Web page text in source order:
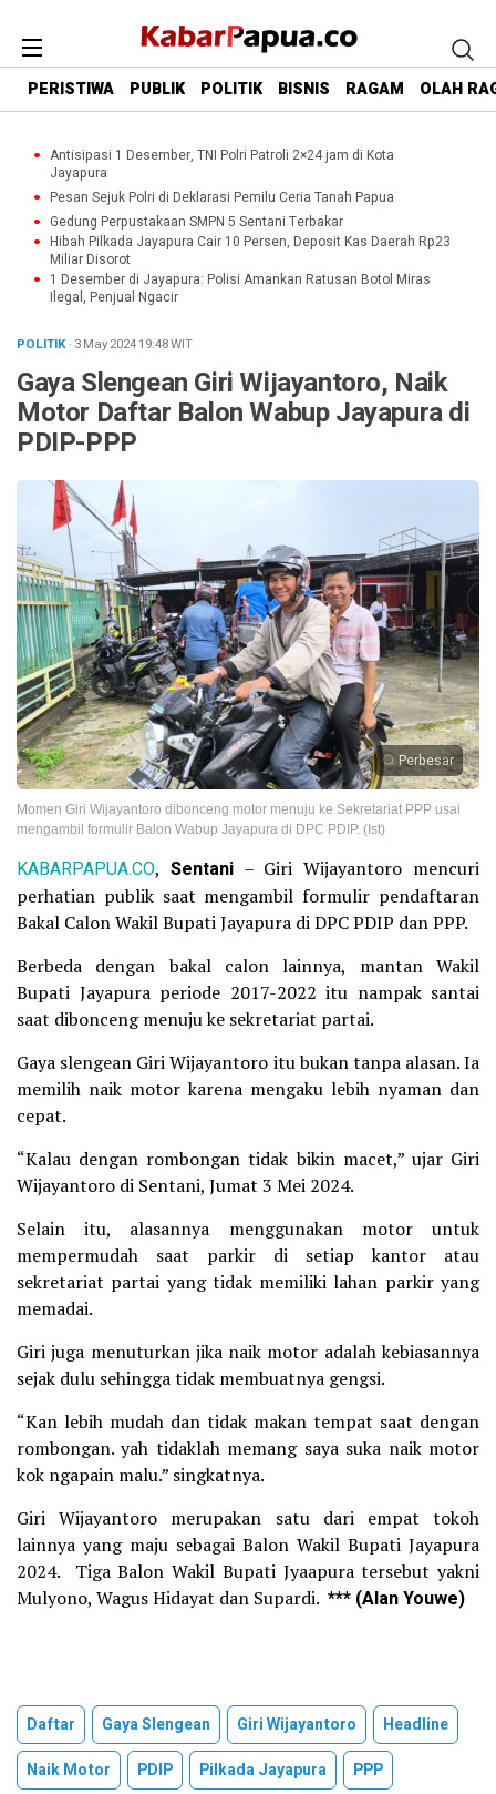
PERISTIWA PUBLIK POLITIK BISNIS RAGAM OLAH
Antisipasi 1 Desember, TNI Polri Patroli 2×24 jam di Kota
Jayapura
Pesan Sejuk Polri di Deklarasi Pemilu Ceria Tanah Papua
Gedung Perpustakaan SMPN 5 Sentani Terbakar
Hibah Pilkada Jayapura Cair 10 Persen, Deposit Kas Daerah Rp23
Miliar Disorot
1 Desember di Jayapura: Polisi Amankan Ratusan Botol Miras
Ilegal, Penjual Ngacir
POLITIK· 3 May 202419:48WIT
Gaya Slengean Giri Wijayantoro, Naik
Motor Daftar Balon Wabup Jayapura di
PDIP-PPP
Perbesar
Momen Giri Wijayantoro dibonceng motor menuju ke Sekretariat PPP usai
mengambil formulir Balon Wabup Jayapura di DPC PDIP. (Ist)
KABARPAPUA.CO, Sentani– Giri Wijayantoro mencuri
perhatian publik saat mengambil formulir pendaftaran
Bakal Calon Wakil Bupati Jayapura di DPC PDIP dan PPP.
Berbeda dengan bakal calon lainnya, mantan Wakil
Bupati Jayapura periode 2017-2022 itu nampak santai
saat dibonceng menuju ke sekretariat partai.
Gaya slengean Giri Wijayantoro itu bukan tanpa alasan. Ia
memilih naik motor karena mengaku lebih nyaman dan
cepat.
“Kalau dengan rombongan tidak bikin macet,” ujar Giri
Wijayantoro di Sentani, Jumat 3 Mei 2024.
Selain itu, alasannya menggunakan motor untuk
mempermudah saat parkir di setiap kantor atau
sekretariat partai yang tidak memiliki lahan parkir yang
memadai.
Giri juga menuturkan jika naik motor adalah kebiasannya
sejak dulu sehingga tidak membuatnya gengsi.
“Kan lebih mudah dan tidak makan tempat saat dengan
rombongan. yah tidaklah memang saya suka naik motor
kok ngapain malu.” singkatnya.
Giri Wijayantoro merupakan satu dari empat tokoh
lainnya yang maju sebagai Balon Wakil Bupati Jayapura
2024. Tiga Balon Wakil Bupati Jyaapura tersebut yakni
Mulyono, Wagus Hidayat dan Supardi. *** (Alan Youwe)
Daftar Gaya Slengean Giri Wijayantoro
Headline
Naik Motor
PDIP Pilkada Jayapura PPP